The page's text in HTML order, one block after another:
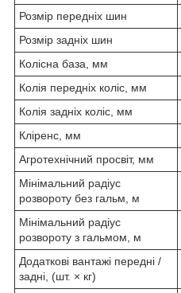
Розмір передніх шин
Розмір задніх шин
Колісна база, мм
Колія передніх коліс, мм
Колія задніх коліс, мм
Кліренс, мм
Агротехнічний просвіт, мм
Мінімальний радіус
розвороту без гальм, м
Мінімальний радіус
розвороту з гальмом, м
Додаткові вантажі передні /
задні, (шт. × кг)